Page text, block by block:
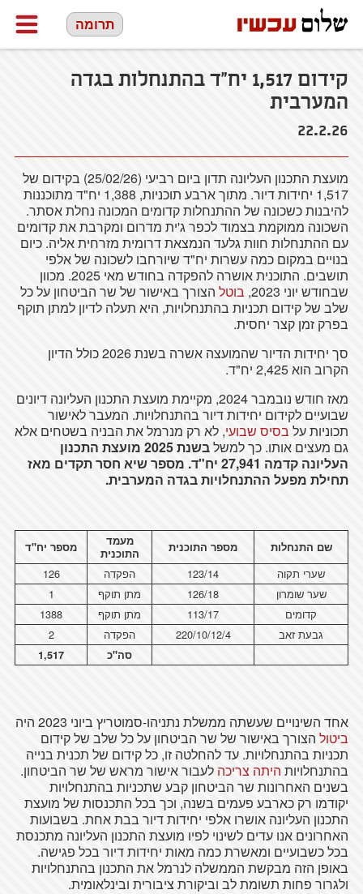
תרומה
קידום 1,517 יח"ד בהתנחלות בגדה
המערבית
22.2.26
מועצת התכנון העליונה תדון ביום רביעי (25/02/26) בקידום של
1,517 יחידות דיור. מתוך ארבע תוכניות, 1,388 יח"ד מתוכננות
להיבנות כשכונה של ההתנחלות קדומים המכונה נחלת אסתר.
השכונה ממוקמת בצמוד לכפר ג'ית מדרום ומקרבת את קדומים
עם ההתנחלות חוות גלעד הנמצאת דרומית מזרחית אליה. כיום
בנויים במקום כמה עשרות יח"ד שיורחבו לשכונה של אלפי
תושבים. התוכנית אושרה להפקדה בחודש מאי 2025. מכוון
שבחודש יוני 2023,
בוטלהצורך באישור של שר הביטחון על כל
שלב של קידום תכניות בהתנחלויות, היא תעלה לדיון למתן תוקף
בפרק זמן קצר יחסית.
סך יחידות הדיור שהמועצה אשרה בשנת 2026 כולל הדיון
הקרוב הוא 2,425 יח"ד.
מאז חודש נובמבר 2024, מקיימת מועצת התכנון העליונה דיונים
שבועיים לקידום יחידות דיור בהתנחלויות. המעבר לאישור
תכוניות על בסיס שבועי, לא רק מנרמל את הבניה בשטחים אלא
גם מעצים אותו. כך למשל
בשנת 2025 מועצת התכנון
העליונה קדמה 27,941 יח"ד. מספר שיא חסר תקדים מאז
תחילת מפעל ההתנחלויות בגדה המערבית.
שם התנחלות מספר התוכנית
מעמד
התוכנית
מספר יח"ד
שערי תקוה 123/14 הפקדה
126
שער שומרון
126/18 מתן תוקף
1
קדומים
113/17 מתן תוקף
1388
גבעת זאב
220/10/12/4 הפקדה 2
סה"כ 1,517
אחד השינויים שעשתה ממשלת נתניהו-סמוטריץ ביוני 2023 היה
ביטולהצורך באישור של שר הביטחון על כל שלב של קידום
תכניות בהתנחלויות. עד להחלטה זו, כל קידום של תכנית בנייה
בהתנחלויות היתה צריכה לעבור אישור מראש של שר הביטחון.
בשנים האחרונות שר הביטחון קבע שתכניות בהתנחלויות
יקודמו רק כארבע פעמים בשנה, וכך בכל התכנסות של מועצת
התכנון העליונה אושרו אלפי יחידות דיור בבת אחת. בשבועות
האחרונים אנו עדים לשינוי לפיו מועצת התכנון העליונה מתכנסת
בכל כשבועיים ומאשרת כמה מאות יחידות דיור בכל פגישה.
באופן הזה מבקשת הממשלה לנרמל את התכנון בהתנחלויות
ולגרור פחות תשומת לב וביקורת ציבורית ובינלאומית.